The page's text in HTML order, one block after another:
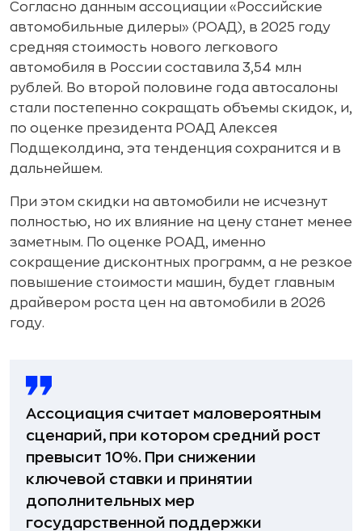
Согласно данным ассоциации «Российские
автомобильные дилеры» (РОАД), в 2025 году
средняя стоимость нового легкового
автомобиля в России составила 3,54 млн
рублей. Во второй половине года автосалоны
стали постепенно сокращать объемы скидок, и,
по оценке президента РОАД Алексея
Подщеколдина, эта тенденция сохранится и в
дальнейшем.
При этом скидки на автомобили не исчезнут
полностью, но их влияние на цену станет менее
заметным. По оценке РОАД, именно
сокращение дисконтных программ, а не резкое
повышение стоимости машин, будет главным
драйвером роста цен на автомобили в 2026
году.
Ассоциация считает маловероятным
сценарий, при котором средний рост
превысит 10%. При снижении
ключевой ставки и принятии
дополнительных мер
государственной поддержки